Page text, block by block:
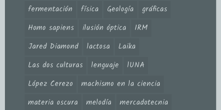
fermentación
física Geología
gráficas
Homo sapiens
ilusión óptica
IRM
Jared Diamond
lactosa
Laika
Las dos culturas
lenguaje
lUNA
López Cerezo
machismo en la ciencia
materia oscura
melodía
mercadotecnia